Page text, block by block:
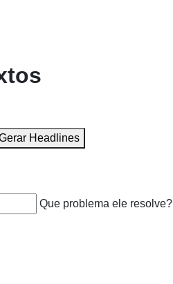
Headlines
Que problema ele resolve?